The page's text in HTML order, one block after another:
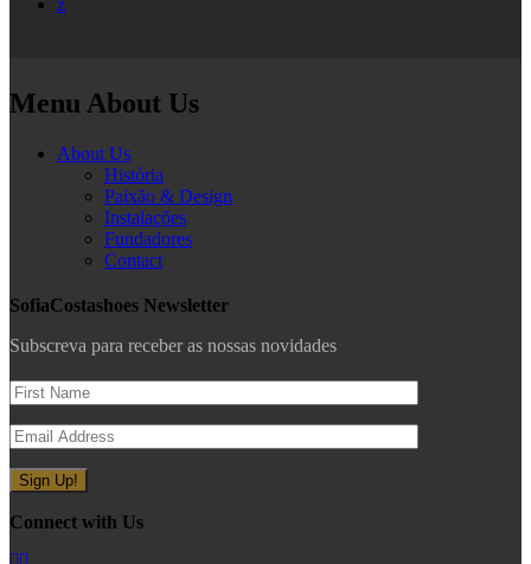
z
Menu About Us
About Us
História
Paixão & Design
Instalações
Fundadores
Contact
SofiaCostashoes Newsletter
Subscreva para receber as nossas novidades
Connect with Us